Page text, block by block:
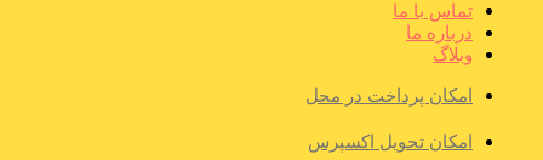
تماس با ما
درباره ما
وبلاگ
امکان پرداخت در محل
امکان تحویل اکسپرس